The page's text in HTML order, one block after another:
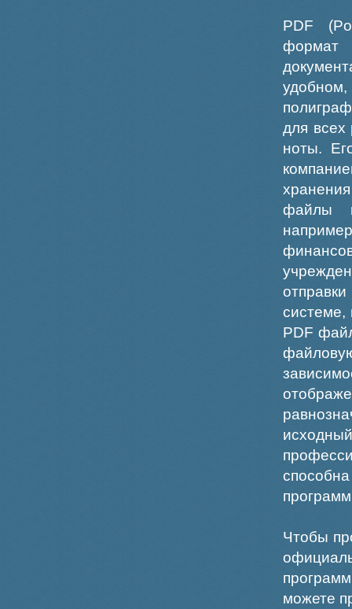
PDF
формат
для всех
ноты.
файлы
системе,
PDF
Чтобы
можете